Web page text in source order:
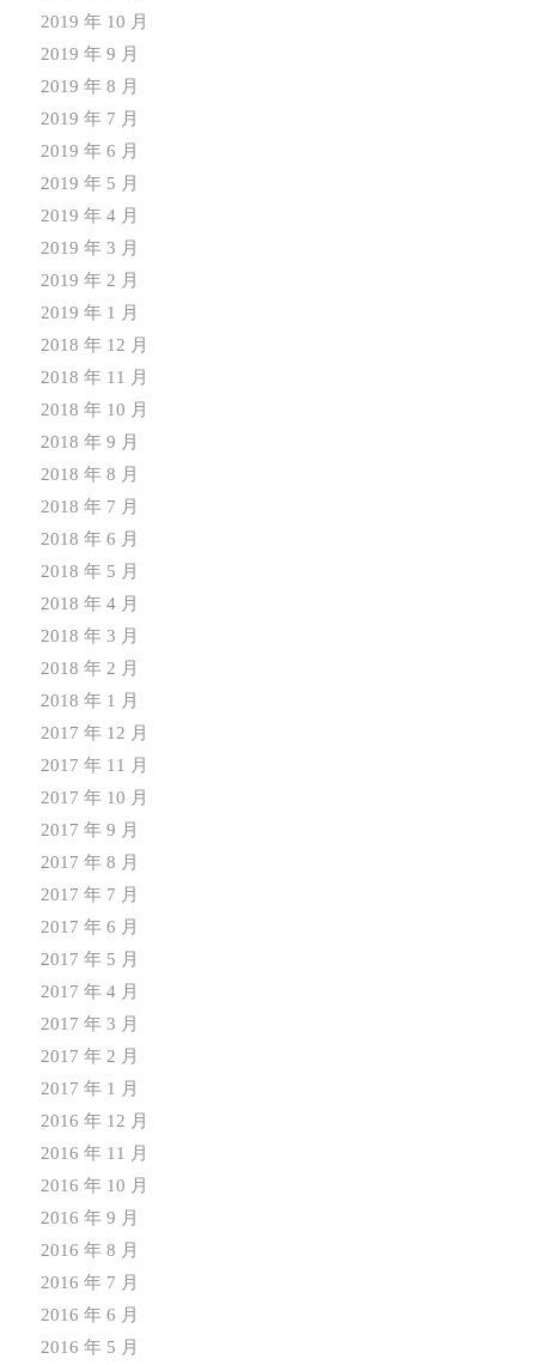
2019 年 10 月
2019 年 9 月
2019 年 8 月
2019 年 7 月
2019 年 6 月
2019 年 5 月
2019 年 4 月
2019 年 3 月
2019 年 2 月
2019 年 1 月
2018 年 12 月
2018 年 11 月
2018 年 10 月
2018 年 9 月
2018 年 8 月
2018 年 7 月
2018 年 6 月
2018 年 5 月
2018 年 4 月
2018 年 3 月
2018 年 2 月
2018 年 1 月
2017 年 12 月
2017 年 11 月
2017 年 10 月
2017 年 9 月
2017 年 8 月
2017 年 7 月
2017 年 6 月
2017 年 5 月
2017 年 4 月
2017 年 3 月
2017 年 2 月
2017 年 1 月
2016 年 12 月
2016 年 11 月
2016 年 10 月
2016 年 9 月
2016 年 8 月
2016 年 7 月
2016 年 6 月
2016 年 5 月